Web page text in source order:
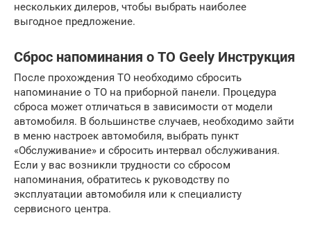
нескольких дилеров, чтобы выбрать наиболее
выгодное предложение.
Сброс напоминания о ТО Geely Инструкция
После прохождения ТО необходимо сбросить
напоминание о ТО на приборной панели. Процедура
сброса может отличаться в зависимости от модели
автомобиля. В большинстве случаев, необходимо зайти
в меню настроек автомобиля, выбрать пункт
«Обслуживание» и сбросить интервал обслуживания.
Если у вас возникли трудности со сбросом
напоминания, обратитесь к руководству по
эксплуатации автомобиля или к специалисту
сервисного центра.